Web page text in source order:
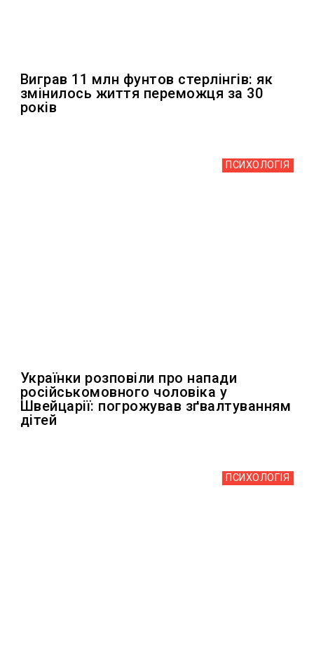
Виграв 11 млн фунтов стерлінгів: як
змінилось життя переможця за 30
років
ПСИХОЛОГІЯ
Українки розповіли про напади
російськомовного чоловіка у
Швейцарії: погрожував зґвалтуванням
дітей
ПСИХОЛОГІЯ